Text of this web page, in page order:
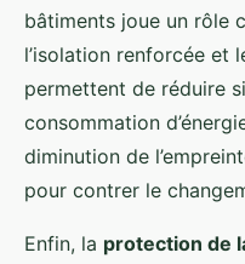
bâtiments joue un rôle
l’isolation renforcée et
permettent de réduire
consommation
diminution de
pour contrer le
Enfin, la protection de